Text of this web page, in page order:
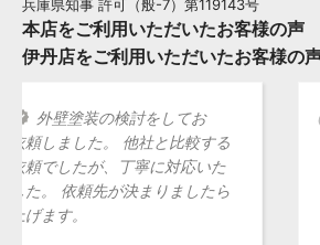
兵庫県知事 許可（般-7）第119143号
本店をご利用いただいたお客様の声
伊丹店をご利用いただいたお客様の
打ち合わせ
寧かつ柔軟に対応いただき、コ
足な仕上がりでした！